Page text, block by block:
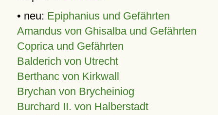
• neu: Epiphanius und Gefährten
Amandus von Ghisalba und Gefährten
Coprica und Gefährten
Balderich von Utrecht
Berthanc von Kirkwall
Brychan von Brycheiniog
Burchard II. von Halberstadt